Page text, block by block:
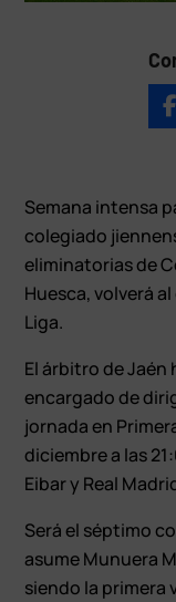
Semana intensa
colegiado
eliminatorias de
Huesca, volverá
Liga.
El árbitro de Jaén
encargado de
jornada en
diciembre a las
Eibar y Real
Será el séptimo
asume Munuera
siendo la primera